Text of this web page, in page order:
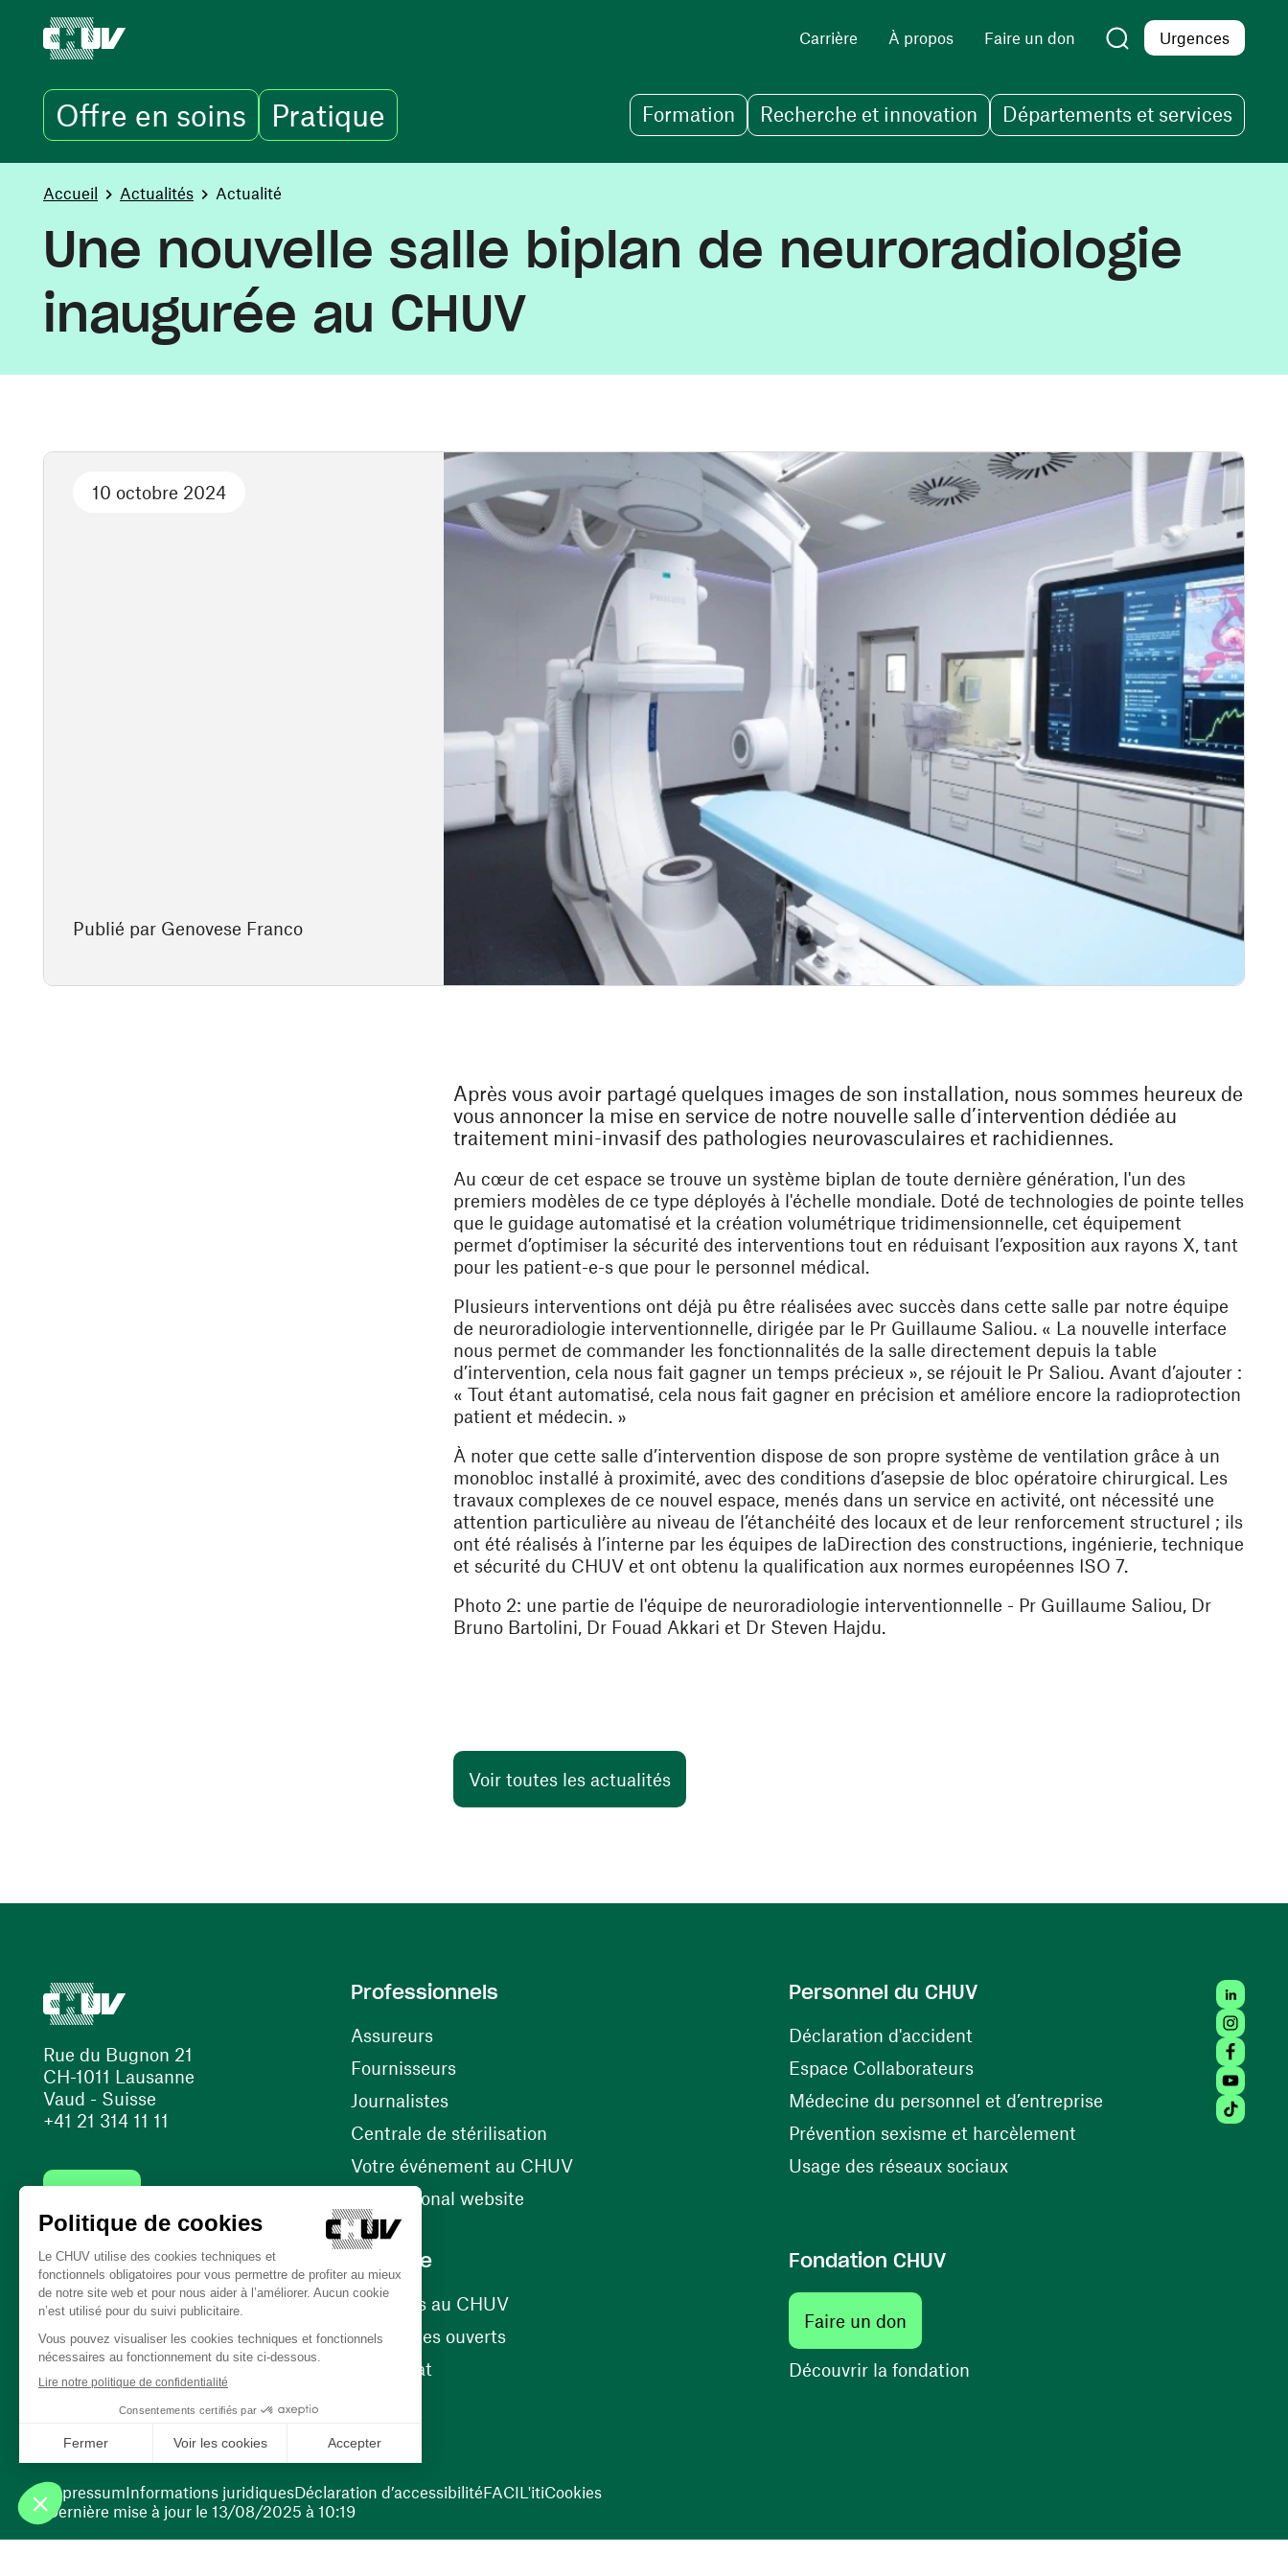
Carrière À propos Faire un don Urgences
Offre en soins Pratique Formation Recherche et innovation Départements et services
You are here:
Accueil Actualités Actualité
Une nouvelle salle biplan de neuroradiologie
inaugurée au CHUV
Publié par Genovese Franco
10 octobre 2024
Après vous avoir partagé quelques images de son installation, nous sommes heureux de
vous annoncer la mise en service de notre nouvelle salle d’intervention dédiée au
traitement mini-invasif des pathologies neurovasculaires et rachidiennes.
Au cœur de cet espace se trouve un système biplan de toute dernière génération, l'un des
premiers modèles de ce type déployés à l'échelle mondiale. Doté de technologies de pointe telles
que le guidage automatisé et la création volumétrique tridimensionnelle, cet équipement
permet d’optimiser la sécurité des interventions tout en réduisant l’exposition aux rayons X, tant
pour les patient-e-s que pour le personnel médical.
Plusieurs interventions ont déjà pu être réalisées avec succès dans cette salle par notre équipe
de neuroradiologie interventionnelle, dirigée par le Pr Guillaume Saliou. « La nouvelle interface
nous permet de commander les fonctionnalités de la salle directement depuis la table
d’intervention, cela nous fait gagner un temps précieux », se réjouit le Pr Saliou. Avant d’ajouter :
« Tout étant automatisé, cela nous fait gagner en précision et améliore encore la radioprotection
patient et médecin. »
À noter que cette salle d’intervention dispose de son propre système de ventilation grâce à un
monobloc installé à proximité, avec des conditions d’asepsie de bloc opératoire chirurgical. Les
travaux complexes de ce nouvel espace, menés dans un service en activité, ont nécessité une
attention particulière au niveau de l’étanchéité des locaux et de leur renforcement structurel ; ils
ont été réalisés à l’interne par les équipes de laDirection des constructions, ingénierie, technique
et sécurité du CHUV et ont obtenu la qualification aux normes européennes ISO 7.
Photo 2: une partie de l'équipe de neuroradiologie interventionnelle - Pr Guillaume Saliou, Dr
Bruno Bartolini, Dr Fouad Akkari et Dr Steven Hajdu.
Voir toutes les actualités
Rue du Bugnon 21
CH-1011 Lausanne
Vaud - Suisse
+41 21 314 11 11
(ouvre une nouvelle fenêtre)
(ouvre une nouvelle fenêtre)
Professionnels
Assureurs
Fournisseurs(ouvre une nouvelle fenêtre)
Journalistes
Centrale de stérilisation
Votre événement au CHUV(ouvre une nouvelle fenêtre)
International website
Personnel du CHUV
Déclaration d'accident(ouvre une nouvelle fenêtre)
Espace Collaborateurs(ouvre une nouvelle fenêtre)
Médecine du personnel et d’entreprise(ouvre une nouvelle
Prévention sexisme et harcèlement(ouvre une nouvelle
Usage des réseaux sociaux(ouvre une nouvelle fenêtre)
Carrière
Carrières au CHUV(ouvre une nouvelle fenêtre)
Nos postes ouverts(ouvre une nouvelle fenêtre)
Bénévolat
Fondation CHUV
Faire un don(ouvre une nouvelle fenêtre)
Découvrir la fondation(ouvre une nouvelle fenêtre)
Tiktok
Dernière mise à jour le 13/08/2025 à 10:19
ImpressumInformations juridiquesDéclaration d’accessibilitéFACIL'itiCookies